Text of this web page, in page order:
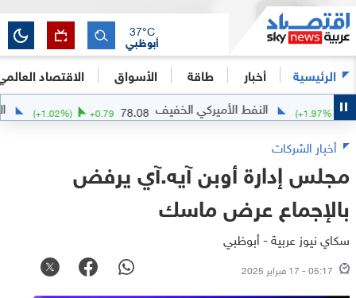
الرئيسية أخبار طاقة الأسواق الاقتصاد
أبوظبي
37°C
+ النفط الأميركي الخفيف 78.08
+0.79
( +1.02%) الفضة
أخبار الشركات
مجلس إدارة أوبن آيه.آي يرفض
بالإجماع عرض ماسك
سكاي نيوز عربية - أبوظبي
05:17 - 17 فبراير 2025